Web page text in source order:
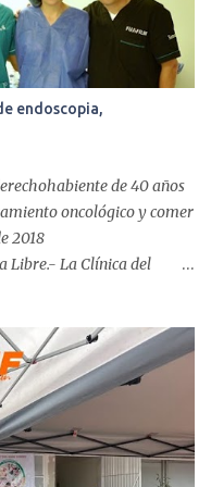
endoscopia,
de 40 años
oncológico y comer
2018
Libre.- La Clínica del
de alta tecnología de
certificados. Además
que permiten
para el paciente, a